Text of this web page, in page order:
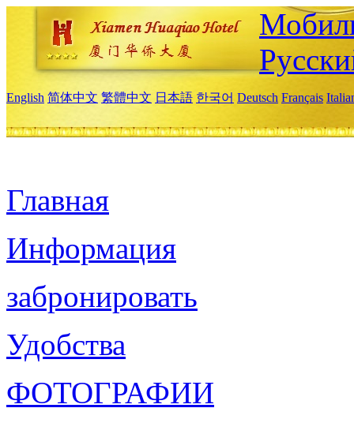
English 简体中文 繁體中文 日本語 한국어 Deutsch Français
Главная
Информация
забронировать
Удобства
ФОТОГРАФИИ